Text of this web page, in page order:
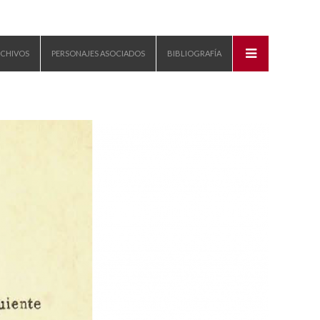
PERSONAJES ASOCIADOS BIBLIOGRAFÍA